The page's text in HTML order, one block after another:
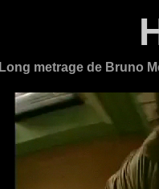
Long metrage de Bruno